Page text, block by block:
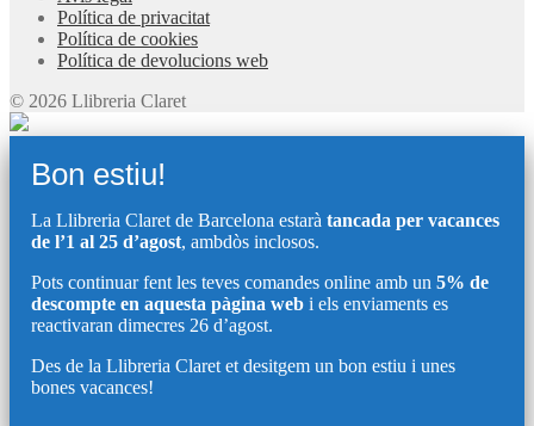
Política de privacitat
Política de cookies
Política de devolucions web
© 2026 Llibreria Claret
Bon estiu!
La Llibreria Claret de Barcelona estarà tancada per vacances
de l’1 al 25 d’agost, ambdòs inclosos.
Pots continuar fent les teves comandes online amb un 5% de
descompte en aquesta pàgina web i els enviaments es
reactivaran dimecres 26 d’agost.
Des de la Llibreria Claret et desitgem un bon estiu i unes
bones vacances!